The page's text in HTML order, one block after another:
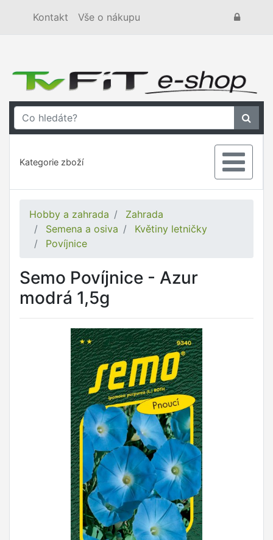
Kontakt Vše o nákupu
Kategorie zboží
Hobby a zahrada
Zahrada
Semena a osiva
Květiny letničky
Povíjnice
Semo Povíjnice - Azur
modrá 1,5g